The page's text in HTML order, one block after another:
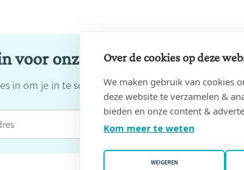
voor onze nieuwsbrief
in om je in te schrijven op onze maandelijkse
Over de cookies op deze
We maken gebruik van cookies
deze website te verzamelen &
bieden en onze content &
Kom meer te weten
WEIGEREN